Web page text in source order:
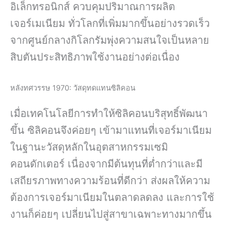
อิเล็กทรอนิกส์ ควบคุมปริมาณการผลิต
เจอร์เมเนียม ทั่วโลกที่เพิ่มมากขึ้นอย่างรวดเร็ว
จากศูนย์กลางกิโลกรัมพุ่งความสนใจเป็นหลาย
สิบตันประสิทธิภาพใช้งานอย่างต่อเนื่อง
หลังทศวรรษ 1970: วัสดุทดแทนซิลิคอน
เมื่อเทคโนโลยีการทำให้ซิลิคอนบริสุทธิ์พัฒนา
ขึ้น ซิลิคอนจึงค่อยๆ เข้ามาแทนที่เจอร์มาเนียม
ในฐานะวัสดุหลักในอุตสาหกรรมเซมิ
คอนดักเตอร์ เนื่องจากมีต้นทุนที่ต่ำกว่าและมี
เสถียรภาพทางความร้อนที่ดีกว่า ส่งผลให้ความ
ต้องการเจอร์มาเนียมในตลาดลดลง และการใช้
งานก็ค่อยๆ เปลี่ยนไปสู่สาขาเฉพาะทางมากขึ้น